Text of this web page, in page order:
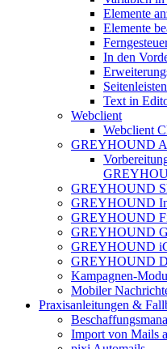
Elemente
Elemente
In den
Text in
Webclient
Webclient
GREYHOUND
GREYHOUND
GREYHOUND
GREYHOUND
GREYHOUND
GREYHOUND
GREYHOUND
Kampagnen-
Mobiler
Praxisanleitungen &
Import von Mails